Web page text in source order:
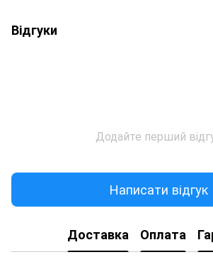
Відгуки
Додайте перший
Написати відгук
Доставка Оплата